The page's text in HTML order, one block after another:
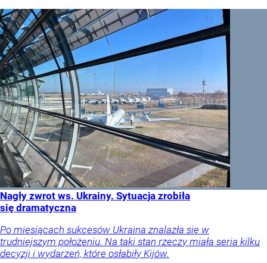
Nagły zwrot ws. Ukrainy. Sytuacja zrobiła
się dramatyczna
Po miesiącach sukcesów Ukraina znalazła się w
trudniejszym położeniu. Na taki stan rzeczy miała seria kilku
decyzji i wydarzeń, które osłabiły Kijów.